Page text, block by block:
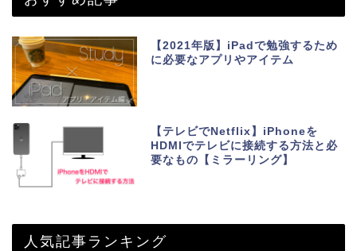
【2021年版】iPadで勉強するため
に必要なアプリやアイテム
【テレビでNetflix】iPhoneを
HDMIでテレビに接続する方法と必
要なもの【ミラーリング】
人気記事ランキング